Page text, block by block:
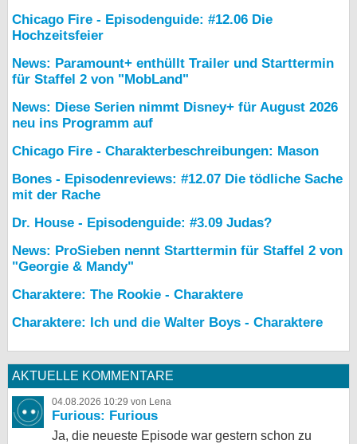
Chicago Fire - Episodenguide: #12.06 Die
Hochzeitsfeier
News: Paramount+ enthüllt Trailer und Starttermin
für Staffel 2 von "MobLand"
News: Diese Serien nimmt Disney+ für August 2026
neu ins Programm auf
Chicago Fire - Charakterbeschreibungen: Mason
Bones - Episodenreviews: #12.07 Die tödliche Sache
mit der Rache
Dr. House - Episodenguide: #3.09 Judas?
News: ProSieben nennt Starttermin für Staffel 2 von
"Georgie & Mandy"
Charaktere: The Rookie - Charaktere
Charaktere: Ich und die Walter Boys - Charaktere
AKTUELLE KOMMENTARE
04.08.2026 10:29 von Lena
Furious: Furious
Ja, die neueste Episode war gestern schon zu
Kontakt
Cookie-Einstellungen
Desktop-Ansicht
myFanbase